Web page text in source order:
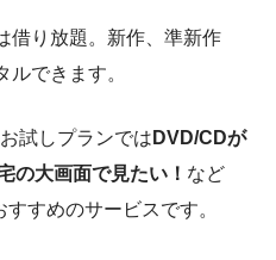
借り放題。新作、準新作
できます。
試しプランでは DVD/CDが
の大画面で見たい！ など
すめのサービスです。